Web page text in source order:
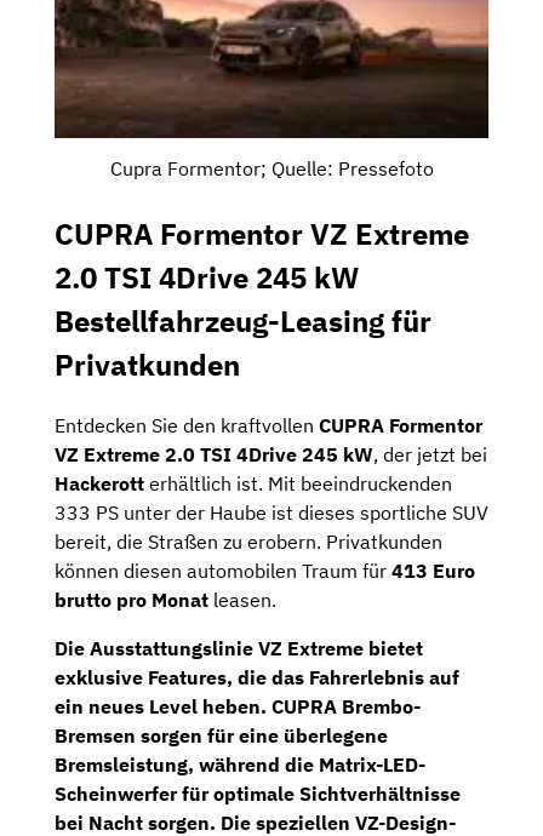
Cupra Formentor; Quelle: Pressefoto
CUPRA Formentor VZ Extreme
2.0 TSI 4Drive 245 kW
Bestellfahrzeug-Leasing für
Privatkunden
Entdecken Sie den kraftvollen CUPRA Formentor
VZ Extreme 2.0 TSI 4Drive 245 kW, der jetzt bei
Hackerott erhältlich ist. Mit beeindruckenden
333 PS unter der Haube ist dieses sportliche SUV
bereit, die Straßen zu erobern. Privatkunden
können diesen automobilen Traum für 413 Euro
brutto pro Monat leasen.
Die Ausstattungslinie VZ Extreme bietet
exklusive Features, die das Fahrerlebnis auf
ein neues Level heben. CUPRA Brembo-
Bremsen sorgen für eine überlegene
Bremsleistung, während die Matrix-LED-
Scheinwerferfür optimale Sichtverhältnisse
bei Nacht sorgen. Die speziellen VZ-Design-